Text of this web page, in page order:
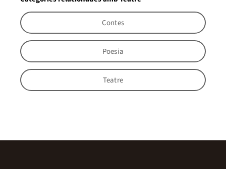
Contes
Poesia
Teatre